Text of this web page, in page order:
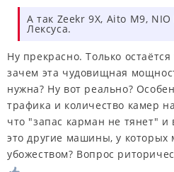
А так Zeekr 9X, Aito M9,
Лексуса.
Ну прекрасно. Только
зачем эта чудовищная
нужна? Ну вот реально?
трафика и количество камер
что "запас карман не тянет" и
это другие машины, у
убожеством? Вопрос